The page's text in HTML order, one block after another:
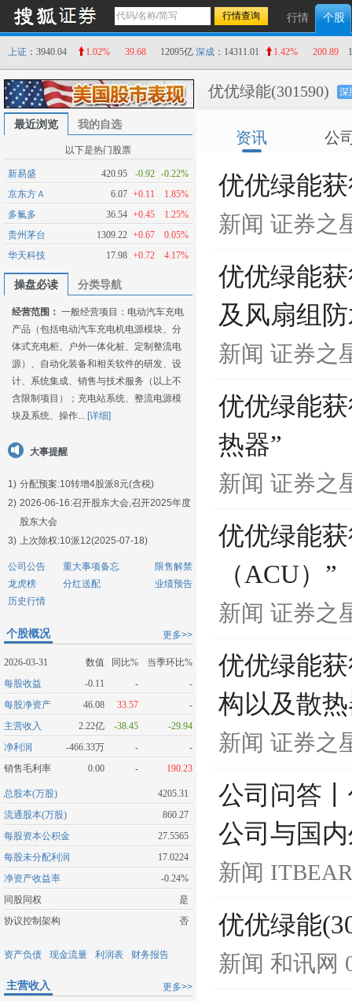
行情 个股
上证 ：3940.04 1.02% 39.68 12095亿 深成 ：14311.01 1.42% 200.89
最近浏览 我的自选
以下是热门股票
新易盛 420.95 -0.92 -0.22%
京东方Ａ
6.07 +0.11
1.85%
多氟多
36.54 +0.45
1.25%
贵州茅台
1309.22 +0.67
0.05%
华天科技
17.98 +0.72 4.17%
操盘必读 分类导航
经营范围： 一般经营项目：电动汽车充电
产品（包括电动汽车充电机电源模块、分
体式充电柜、户外一体化桩、定制整流电
源）、自动化装备和相关软件的研发、设
计、系统集成、销售与技术服务（以上不
含限制项目）；充电站系统、整流电源模
块及系统、操作... [详细]
大事提醒
1) 分配预案:10转增4股派8元(含税)
2) 2026-06-16:召开股东大会,召开2025年度
股东大会
3) 上次除权:10派12(2025-07-18)
公司公告 重大事项备忘
限售解禁
龙虎榜
分红送配
业绩预告
历史行情
更多>>
个股概况
2026-03-31 数值 同比%
当季环比%
每股收益
-0.11 -
-
每股净资产
46.08 33.57
-
主营收入
2.22亿 -38.45
-29.94
净利润
-466.33万 -
-
销售毛利率
0.00 - 190.23
总股本(万股)
4205.31
流通股本(万股)
860.27
每股资本公积金
27.5565
每股未分配利润
17.0224
净资产收益率
-0.24%
同股同权
是
协议控制架构
否
资产负债 现金流量 利润表 财务报告
更多>>
主营收入
优优绿能(301590) 深
资讯 公
优优绿能
新闻 证券之
优优绿能
及风扇组
新闻 证券之
优优绿能
热器”
新闻 证券之
优优绿能
（ACU）”
新闻 证券之
优优绿能
构以及散
新闻 证券之
公司问答
公司与国
新闻 ITBEAR
优优绿能
新闻 和讯网